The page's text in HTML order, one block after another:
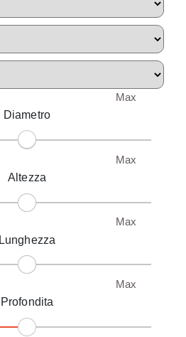
Diametro
Max
Altezza
Max
Lunghezza
Max
Profondita
Max